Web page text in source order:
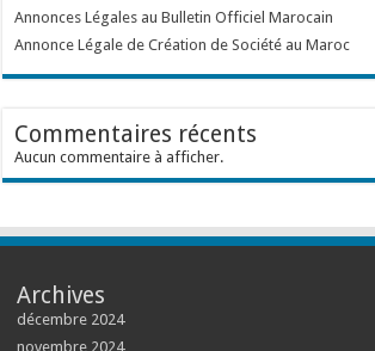
Annonces Légales au Bulletin Officiel Marocain
Annonce Légale de Création de Société au Maroc
Commentaires récents
Aucun commentaire à afficher.
Archives
décembre 2024
novembre 2024